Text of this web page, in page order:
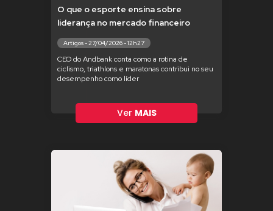
O que o esporte ensina sobre
liderança no mercado financeiro
Artigos - 27/04/2026 - 12h27
CEO do Andbank conta como a rotina de
ciclismo, triathlons e maratonas contribui no seu
desempenho como líder
Ver MAIS